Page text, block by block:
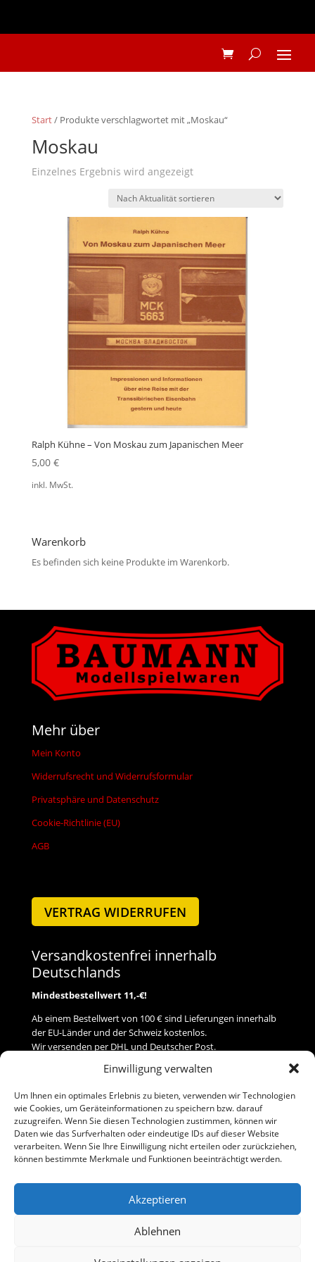
Einwilligung verwalten
Um Ihnen ein optimales Erlebnis zu bieten, verwenden wir Technologien
wie Cookies, um Geräteinformationen zu speichern bzw. darauf
zuzugreifen. Wenn Sie diesen Technologien zustimmen, können wir
Daten wie das Surfverhalten oder eindeutige IDs auf dieser Website
verarbeiten. Wenn Sie Ihre Einwilligung nicht erteilen oder zurückziehen,
können bestimmte Merkmale und Funktionen beeinträchtigt werden.
Akzeptieren
Ablehnen
Start/ Produkte verschlagwortet mit „Moskau“
Moskau
Einzelnes Ergebnis wird angezeigt
Ralph Kühne – Von Moskau zum Japanischen Meer
5,00 €
inkl. MwSt.
Warenkorb
Es befinden sich keine Produkte im Warenkorb.
Mehr über
Mein Konto
Widerrufsrecht und Widerrufsformular
Privatsphäre und Datenschutz
Cookie-Richtlinie (EU)
AGB
VERTRAG WIDERRUFEN
Versandkostenfrei innerhalb
Deutschlands
Mindestbestellwert 11,-€!
Ab einem Bestellwert von 100 € sind Lieferungen innerhalb
der EU-Länder und der Schweiz kostenlos.
Wir versenden per DHL und Deutscher Post.
Versand
Zahlung
Baumann Modellspielwaren
Telefon (0 91 61) 33 84